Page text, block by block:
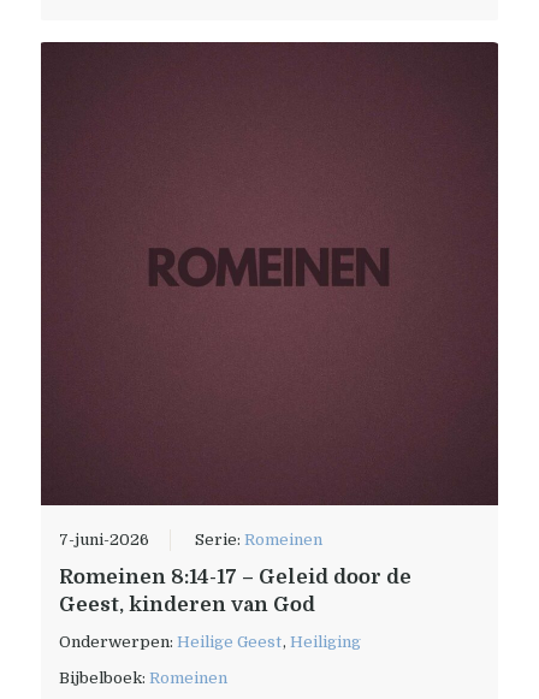
7-juni-2026 Serie:Romeinen
Romeinen 8:14-17 – Geleid door de
Geest, kinderen van God
Onderwerpen:Heilige Geest,Heiliging
Bijbelboek:Romeinen